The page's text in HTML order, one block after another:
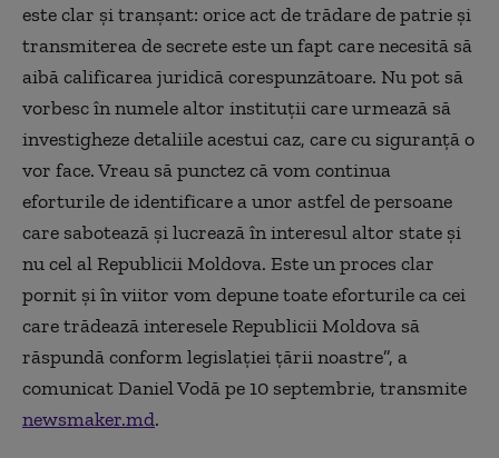
este clar și tranșant: orice act de trădare de patrie și
transmiterea de secrete este un fapt care necesită să
aibă calificarea juridică corespunzătoare. Nu pot să
vorbesc în numele altor instituții care urmează să
investigheze detaliile acestui caz, care cu siguranță o
vor face. Vreau să punctez că vom continua
eforturile de identificare a unor astfel de persoane
care sabotează și lucrează în interesul altor state și
nu cel al Republicii Moldova. Este un proces clar
pornit și în viitor vom depune toate eforturile ca cei
care trădează interesele Republicii Moldova să
răspundă conform legislației țării noastre”, a
comunicat Daniel Vodă pe 10 septembrie, transmite
newsmaker.md.